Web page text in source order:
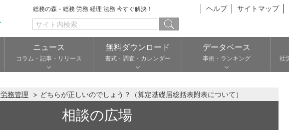
総務の森 - 総務 労務 経理 法務 今すぐ解決！ ヘルプ サイトマップ
ニュース
コラム・記事・リリース
無料ダウンロード
書式・調査・カレンダー
データベース
事例・ランキング 社
労務管理 どちらが正しいのでしょう？（算定基礎届総括表附表について）
相談の広場